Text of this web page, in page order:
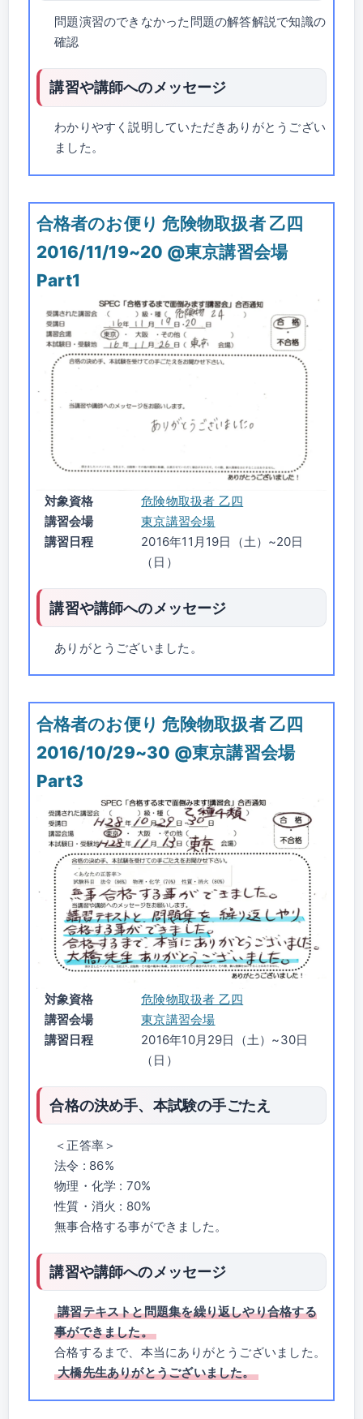
問題演習のできなかった問題の解答解説で知識の
確認
講習や講師へのメッセージ
わかりやすく説明していただきありがとうござい
ました。
合格者のお便り 危険物取扱者 乙四
2016/11/19~20 @東京講習会場
Part1
対象資格
危険物取扱者 乙四
講習会場
東京講習会場
講習日程
2016年11月19日（土）~20日
（日）
講習や講師へのメッセージ
ありがとうございました。
合格者のお便り 危険物取扱者 乙四
2016/10/29~30 @東京講習会場
Part3
対象資格
危険物取扱者 乙四
講習会場
東京講習会場
講習日程
2016年10月29日（土）~30日
（日）
合格の決め手、本試験の手ごたえ
＜正答率＞
法令 : 86%
物理・化学 : 70%
性質・消火 : 80%
無事合格する事ができました。
講習や講師へのメッセージ
講習テキストと問題集を繰り返しやり合格する
事ができました。
合格するまで、本当にありがとうございました。
大橋先生ありがとうございました。